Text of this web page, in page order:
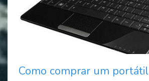
Como comprar um portátil